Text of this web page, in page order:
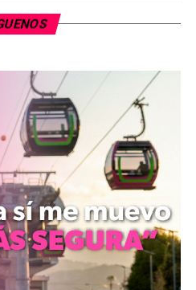
administración que él
a las y los vecinos de la esta
tan esperada y anhelada.
y organización, seguirán
durante el periodo del actual